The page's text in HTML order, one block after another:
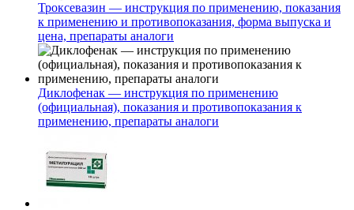
Троксевазин — инструкция по применению, показания
к применению и противопоказания, форма выпуска и
цена, препараты аналоги
Диклофенак — инструкция по применению
(официальная), показания и противопоказания к
применению, препараты аналоги